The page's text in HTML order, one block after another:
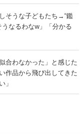
そうな子どもたち→“鑑
なるわなw」「分かる
合わなかった」と感じた
品から飛び出してきた
」